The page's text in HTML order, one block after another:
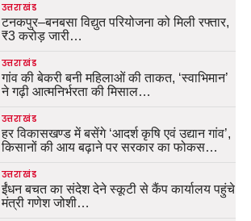
उत्तराखंड
टनकपुर–बनबसा विद्युत परियोजना को मिली रफ्तार,
₹3 करोड़ जारी…
उत्तराखंड
गांव की बेकरी बनी महिलाओं की ताकत, ‘स्वाभिमान’
ने गढ़ी आत्मनिर्भरता की मिसाल…
उत्तराखंड
हर विकासखण्ड में बसेंगे ‘आदर्श कृषि एवं उद्यान गांव’,
किसानों की आय बढ़ाने पर सरकार का फोकस…
उत्तराखंड
ईंधन बचत का संदेश देने स्कूटी से कैंप कार्यालय पहुंचे
मंत्री गणेश जोशी…